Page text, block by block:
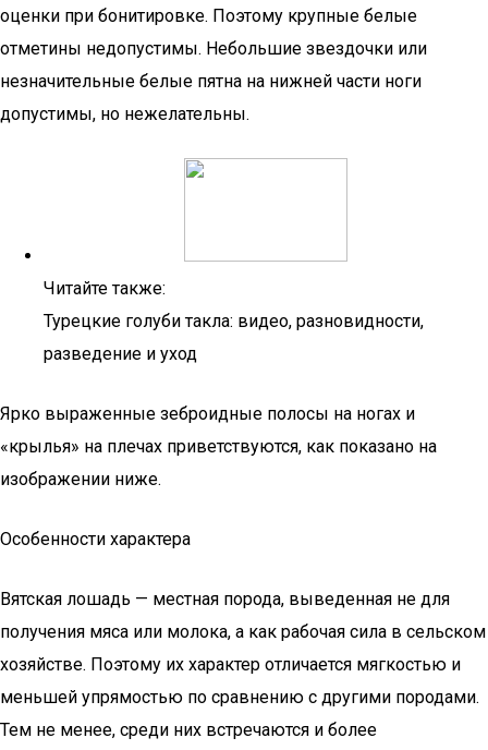
оценки при бонитировке. Поэтому крупные белые
отметины недопустимы. Небольшие звездочки или
незначительные белые пятна на нижней части ноги
допустимы, но нежелательны.
Читайте также:
Турецкие голуби такла: видео, разновидности,
разведение и уход
Ярко выраженные зеброидные полосы на ногах и
«крылья» на плечах приветствуются, как показано на
изображении ниже.
Особенности характера
Вятская лошадь — местная порода, выведенная не для
получения мяса или молока, а как рабочая сила в сельском
хозяйстве. Поэтому их характер отличается мягкостью и
меньшей упрямостью по сравнению с другими породами.
Тем не менее, среди них встречаются и более